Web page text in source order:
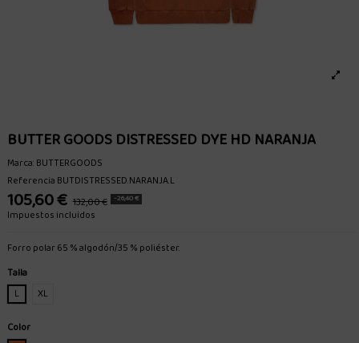
BUTTER GOODS DISTRESSED DYE HD NARANJA
Marca:BUTTERGOODS
ReferenciaBUTDISTRESSED.NARANJA.L
105,60 € 132,00 € -26,40 €
Impuestos incluidos
Forro polar 65 % algodón/35 % poliéster.
Talla
L
XL
Color